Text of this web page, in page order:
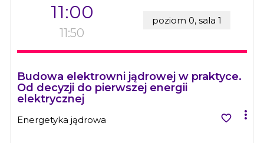
11:00
11:50
poziom 0, sala 1
Budowa elektrowni jądrowej w praktyce.
Od decyzji do pierwszej energii
elektrycznej
Energetyka jądrowa  